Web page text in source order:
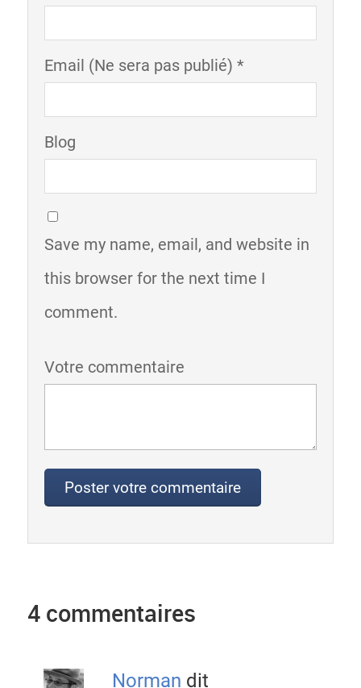
Email (Ne sera pas publié) *
Blog
Save my name, email, and website in
this browser for the next time I
comment.
Votre commentaire
4 commentaires
Norman dit